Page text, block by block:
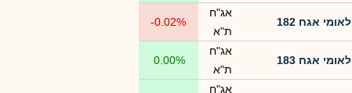
לאומי אגח 182
אג"ח
ת"א
-0.02%
לאומי אגח 183
אג"ח
ת"א
0.00%
אג"ח